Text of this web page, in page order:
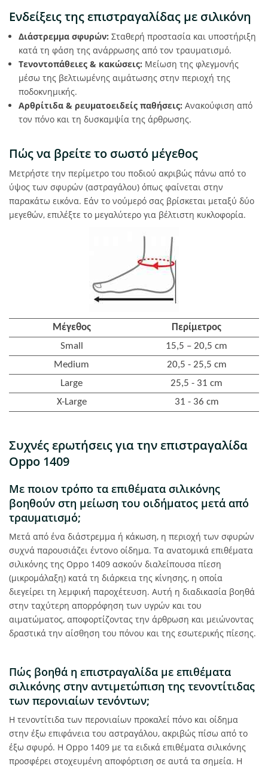
Ενδείξεις της επιστραγαλίδας με σιλικόνη
Διάστρεμμα σφυρών: Σταθερή προστασία και υποστήριξη
κατά τη φάση της ανάρρωσης από τον τραυματισμό.
Τενοντοπάθειες & κακώσεις: Μείωση της φλεγμονής
μέσω της βελτιωμένης αιμάτωσης στην περιοχή της
ποδοκνημικής.
Αρθρίτιδα & ρευματοειδείς παθήσεις: Ανακούφιση από
τον πόνο και τη δυσκαμψία της άρθρωσης.
Πώς να βρείτε το σωστό μέγεθος
Μετρήστε την περίμετρο του ποδιού ακριβώς πάνω από το
ύψος των σφυρών (αστραγάλου) όπως φαίνεται στην
παρακάτω εικόνα. Εάν το νούμερό σας βρίσκεται μεταξύ δύο
μεγεθών, επιλέξτε το μεγαλύτερο για βέλτιστη κυκλοφορία.
Μέγεθος
Περίμετρος
Small
15,5 – 20,5 cm
Medium
20,5 - 25,5 cm
Large
25,5 - 31 cm
X-Large
31 - 36 cm
Συχνές ερωτήσεις για την επιστραγαλίδα
Oppo 1409
Με ποιον τρόπο τα επιθέματα σιλικόνης
βοηθούν στη μείωση του οιδήματος μετά από
τραυματισμό;
Μετά από ένα διάστρεμμα ή κάκωση, η περιοχή των σφυρών
συχνά παρουσιάζει έντονο οίδημα. Τα ανατομικά επιθέματα
σιλικόνης της Oppo 1409 ασκούν διαλείπουσα πίεση
(μικρομάλαξη) κατά τη διάρκεια της κίνησης, η οποία
διεγείρει τη λεμφική παροχέτευση. Αυτή η διαδικασία βοηθά
στην ταχύτερη απορρόφηση των υγρών και του
αιματώματος, αποφορτίζοντας την άρθρωση και μειώνοντας
δραστικά την αίσθηση του πόνου και της εσωτερικής πίεσης.
Πώς βοηθά η επιστραγαλίδα με επιθέματα
σιλικόνης στην αντιμετώπιση της τενοντίτιδας
των περονιαίων τενόντων;
Η τενοντίτιδα των περονιαίων προκαλεί πόνο και οίδημα
στην έξω επιφάνεια του αστραγάλου, ακριβώς πίσω από το
έξω σφυρό. H Oppo 1409 με τα ειδικά επιθέματα σιλικόνης
προσφέρει στοχευμένη αποφόρτιση σε αυτά τα σημεία. Η